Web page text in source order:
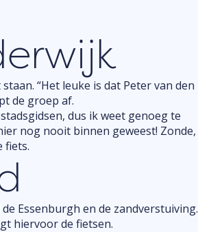
“Het leuke is dat Peter van den
de groep af.
dus ik weet genoeg te
nog nooit binnen geweest! Zonde,
fiets.
Essenburgh en de zandverstuiving.
hiervoor de fietsen.